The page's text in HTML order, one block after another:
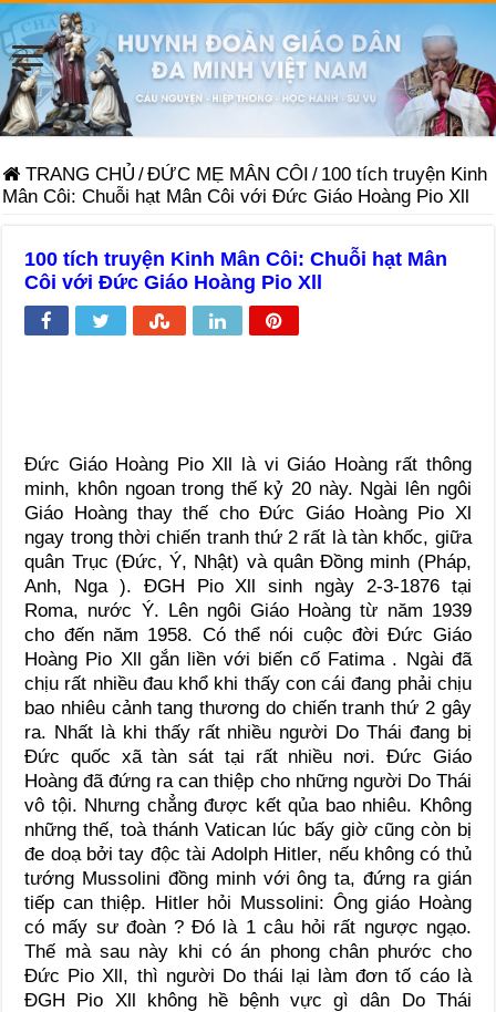
TRANG CHỦ /ĐỨC MẸ MÂN CÔI / 100 tích truyện Kinh
Mân Côi: Chuỗi hạt Mân Côi với Đức Giáo Hoàng Pio Xll
100 tích truyện Kinh Mân Côi: Chuỗi hạt Mân
Côi với Đức Giáo Hoàng Pio Xll
Đức Giáo Hoàng Pio Xll là vi Giáo Hoàng rất thông
minh, khôn ngoan trong thế kỷ 20 này. Ngài lên ngôi
Giáo Hoàng thay thế cho Đức Giáo Hoàng Pio Xl
ngay trong thời chiến tranh thứ 2 rất là tàn khốc, giữa
quân Trục (Đức, Ý, Nhật) và quân Đồng minh (Pháp,
Anh, Nga ). ĐGH Pio Xll sinh ngày 2-3-1876 tại
Roma, nước Ý. Lên ngôi Giáo Hoàng từ năm 1939
cho đến năm 1958. Có thể nói cuộc đời Đức Giáo
Hoàng Pio Xll gắn liền với biến cố Fatima . Ngài đã
chịu rất nhiều đau khổ khi thấy con cái đang phải chịu
bao nhiêu cảnh tang thương do chiến tranh thứ 2 gây
ra. Nhất là khi thấy rất nhiều người Do Thái đang bị
Đức quốc xã tàn sát tại rất nhiều nơi. Đức Giáo
Hoàng đã đứng ra can thiệp cho những người Do Thái
vô tội. Nhưng chẳng được kết qủa bao nhiêu. Không
những thế, toà thánh Vatican lúc bấy giờ cũng còn bị
đe doạ bởi tay độc tài Adolph Hitler, nếu không có thủ
tướng Mussolini đồng minh với ông ta, đứng ra gián
tiếp can thiệp. Hitler hỏi Mussolini: Ông giáo Hoàng
có mấy sư đoàn ? Đó là 1 câu hỏi rất ngược ngạo.
Thế mà sau này khi có án phong chân phước cho
Đức Pio Xll, thì người Do thái lại làm đơn tố cáo là
ĐGH Pio Xll không hề bệnh vực gì dân Do Thái